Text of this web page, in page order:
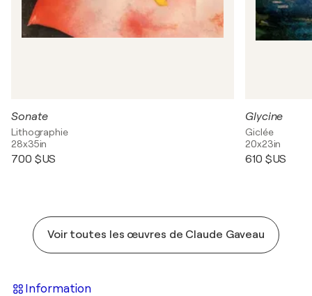
Sonate
Lithographie
28x35in
700 $US
Glycine
Giclée
20x23in
610 $US
Voir toutes les œuvres de Claude Gaveau
Information